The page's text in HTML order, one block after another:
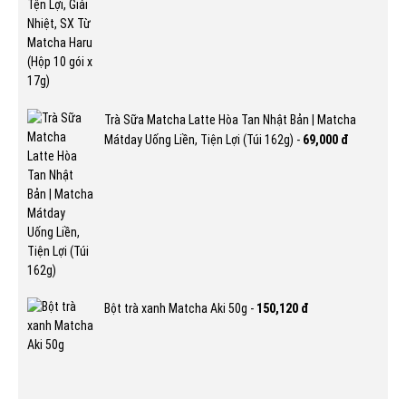
Trà Sữa Matcha Latte Hòa Tan Nhật Bản | Matcha
Mátday Uống Liền, Tiện Lợi (Túi 162g) - 69,000 đ
Bột trà xanh Matcha Aki 50g - 150,120 đ